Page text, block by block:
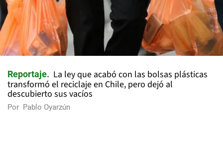
Reportaje
La ley que acabó con las bolsas plásticas
transformó el reciclaje en Chile, pero dejó al
descubierto sus vacíos
Por Pablo Oyarzún